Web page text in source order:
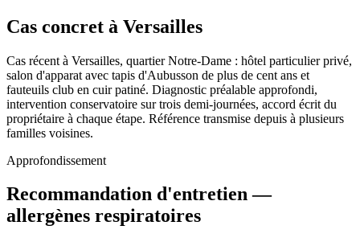
Cas concret à Versailles
Cas récent à Versailles, quartier Notre-Dame : hôtel particulier privé,
salon d'apparat avec tapis d'Aubusson de plus de cent ans et
fauteuils club en cuir patiné. Diagnostic préalable approfondi,
intervention conservatoire sur trois demi-journées, accord écrit du
propriétaire à chaque étape. Référence transmise depuis à plusieurs
familles voisines.
Approfondissement
Recommandation d'entretien —
allergènes respiratoires